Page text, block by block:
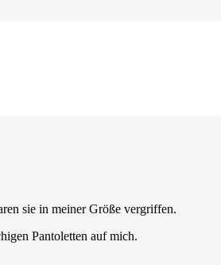
sie in meiner Größe vergriffen.
Pantoletten auf mich.